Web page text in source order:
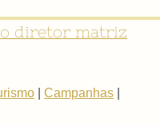
diretor matriz
Campanhas